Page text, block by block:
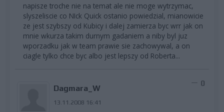
napisze troche nie na temat ale nie moge wytrzymac,
slyszeliscie co NIck Quick ostanio powiedzial, mianowicie
ze jest szybszy od Kubicy i dalej zamierza byc wrr jak on
mnie wkurza takim durnym gadaniem a niby byl juz
wporzadku jak w team prawie sie zachowywal, a on
ciagle tylko chce byc albo jest lepszy od Roberta...
Dagmara_W
13.11.2008 16:41
0